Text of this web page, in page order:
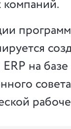
компаний.
на